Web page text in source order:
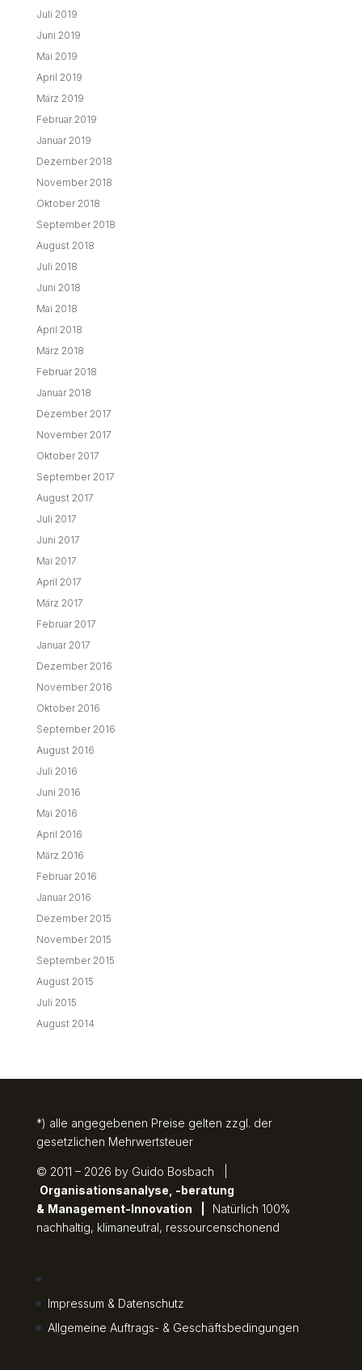
Juli 2019
Juni 2019
Mai 2019
April 2019
März 2019
Februar 2019
Januar 2019
Dezember 2018
November 2018
Oktober 2018
September 2018
August 2018
Juli 2018
Juni 2018
Mai 2018
April 2018
März 2018
Februar 2018
Januar 2018
Dezember 2017
November 2017
Oktober 2017
September 2017
August 2017
Juli 2017
Juni 2017
Mai 2017
April 2017
März 2017
Februar 2017
Januar 2017
Dezember 2016
November 2016
Oktober 2016
September 2016
August 2016
Juli 2016
Juni 2016
Mai 2016
April 2016
März 2016
Februar 2016
Januar 2016
Dezember 2015
November 2015
September 2015
August 2015
Juli 2015
August 2014
*) alle angegebenen Preise gelten zzgl. der
gesetzlichen Mehrwertsteuer
© 2011 – 2026 by Guido Bosbach |
Organisationsanalyse, -beratung
& Management-Innovation
Natürlich 100%
nachhaltig, klimaneutral, ressourcenschonend
Impressum & Datenschutz
Allgemeine Auftrags- & Geschäftsbedingungen